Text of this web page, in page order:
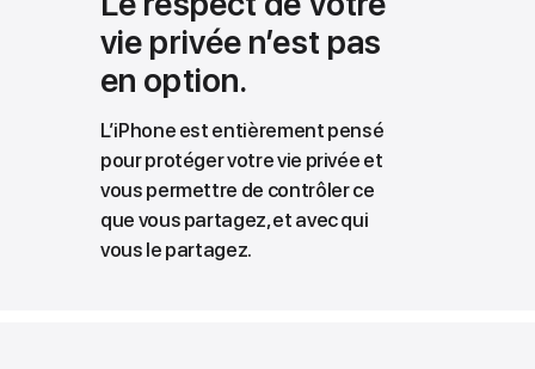
vie privée n’est pas
en option.
L’iPhone est entièrement pensé
pour protéger votre vie privée et
vous permettre de contrôler ce
que vous partagez, et avec qui
vous le partagez.